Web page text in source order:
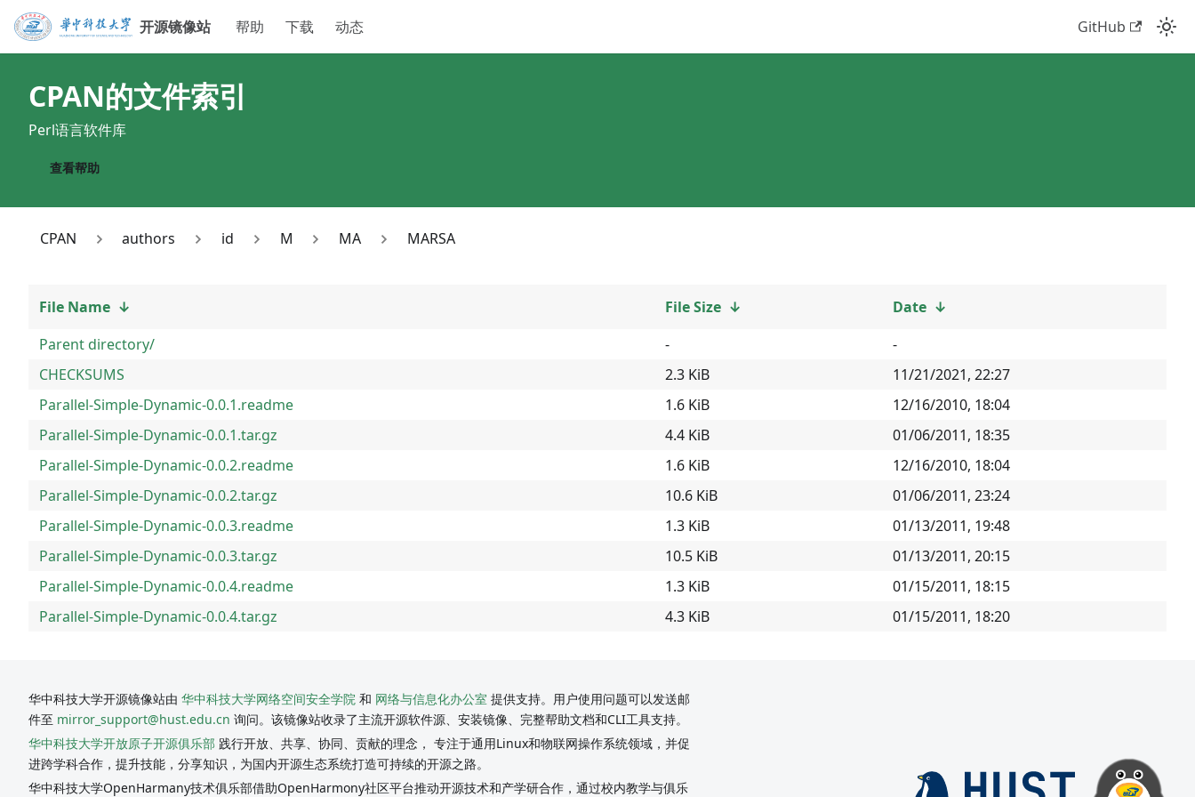
开源镜像站 帮助 下载 动态 GitHub
CPAN的文件索引
Perl语言软件库
查看帮助
CPAN authors id M MA MARSA
File Name ↓ File Size ↓ Date ↓
Parent directory/
-
-
CHECKSUMS
2.3 KiB
11/21/2021, 22:27
Parallel-Simple-Dynamic-0.0.1.readme
1.6 KiB
12/16/2010, 18:04
Parallel-Simple-Dynamic-0.0.1.tar.gz
4.4 KiB
01/06/2011, 18:35
Parallel-Simple-Dynamic-0.0.2.readme
1.6 KiB
12/16/2010, 18:04
Parallel-Simple-Dynamic-0.0.2.tar.gz
10.6 KiB
01/06/2011, 23:24
Parallel-Simple-Dynamic-0.0.3.readme
1.3 KiB
01/13/2011, 19:48
Parallel-Simple-Dynamic-0.0.3.tar.gz
10.5 KiB
01/13/2011, 20:15
Parallel-Simple-Dynamic-0.0.4.readme
1.3 KiB
01/15/2011, 18:15
Parallel-Simple-Dynamic-0.0.4.tar.gz
4.3 KiB 01/15/2011, 18:20
华中科技大学开源镜像站由 华中科技大学网络空间安全学院 和 网络与信息化办公室 提供支持。用户使用问题可以发送邮
件至 mirror_support@hust.edu.cn 询问。该镜像站收录了主流开源软件源、安装镜像、完整帮助文档和CLI工具支持。
华中科技大学开放原子开源俱乐部 践行开放、共享、协同、贡献的理念， 专注于通用Linux和物联网操作系统领域，并促
进跨学科合作，提升技能，分享知识，为国内开源生态系统打造可持续的开源之路。
华中科技大学OpenHarmany技术俱乐部借助OpenHarmony社区平台推动开源技术和产学研合作，通过校内教学与俱乐